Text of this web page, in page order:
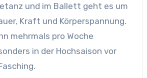
und im Ballett geht es um
Kraft und Körperspannung.
mehrmals pro Woche
in der Hochsaison vor